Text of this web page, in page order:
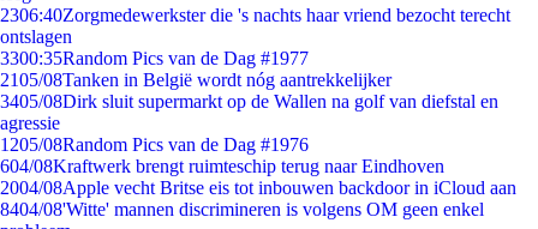
2306:40Zorgmedewerkster die 's nachts haar vriend bezocht terecht
ontslagen
3300:35Random Pics van de Dag #1977
2105/08Tanken in België wordt nóg aantrekkelijker
3405/08Dirk sluit supermarkt op de Wallen na golf van diefstal en
agressie
1205/08Random Pics van de Dag #1976
604/08Kraftwerk brengt ruimteschip terug naar Eindhoven
2004/08Apple vecht Britse eis tot inbouwen backdoor in iCloud aan
8404/08'Witte' mannen discrimineren is volgens OM geen enkel